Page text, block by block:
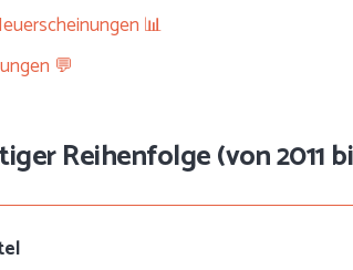
📊
💬
Reihenfolge (von 2011